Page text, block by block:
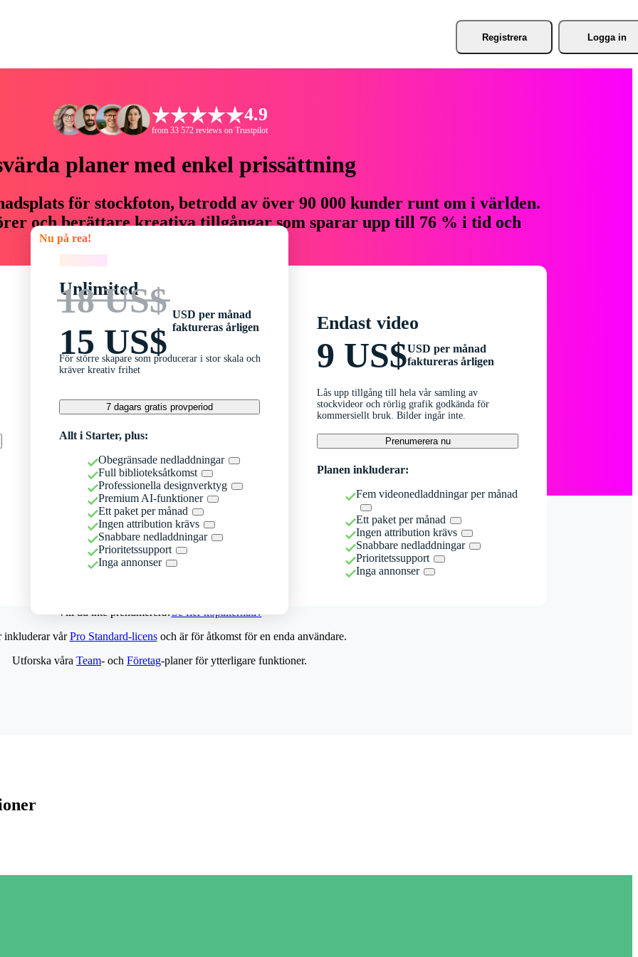
Registrera Logga in
4.9
from 33 572 reviews on Trustpilot
planer med enkel prissättning
för stockfoton, betrodd av över 90 000 kunder runt om i världen.
och berättare kreativa tillgångar som sparar upp till 76 % i tid och
Nu på rea!
Unlimited
18 US$
15 US$
USD per månad
faktureras årligen
För större skapare som producerar i stor skala och
kräver kreativ frihet
7 dagars gratis provperiod
Allt i Starter, plus:
Obegränsade nedladdningar
Full biblioteksåtkomst
Professionella designverktyg
Premium AI-funktioner
Ett paket per månad
Ingen attribution krävs
Snabbare nedladdningar
Prioritetssupport
Inga annonser
Endast video
9 US$USD per månad
faktureras årligen
Lås upp tillgång till hela vår samling av
stockvideor och rörlig grafik godkända för
kommersiellt bruk. Bilder ingår inte.
Prenumerera nu
Planen inkluderar:
Fem videonedladdningar per månad
Ett paket per månad
Ingen attribution krävs
Snabbare nedladdningar
Prioritetssupport
Inga annonser
Vill du inte prenumerera?Se fler köpalternativ
inkluderar vårPro Standard-licensoch är för åtkomst för en enda användare.
Utforska våra Team- och Företag-planer för ytterligare funktioner.